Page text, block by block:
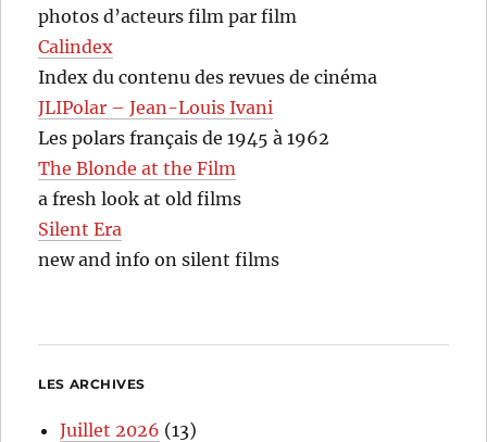
photos d’acteurs film par film
Calindex
Index du contenu des revues de cinéma
JLIPolar – Jean-Louis Ivani
Les polars français de 1945 à 1962
The Blonde at the Film
a fresh look at old films
Silent Era
new and info on silent films
LES ARCHIVES
Juillet 2026 (13)